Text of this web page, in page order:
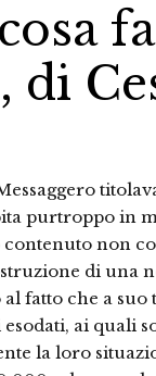
di
purtroppo in
contenuto non
di una
fatto che a
ai quali
la loro